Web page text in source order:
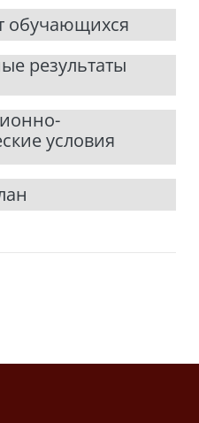
обучающихся
результаты
условия